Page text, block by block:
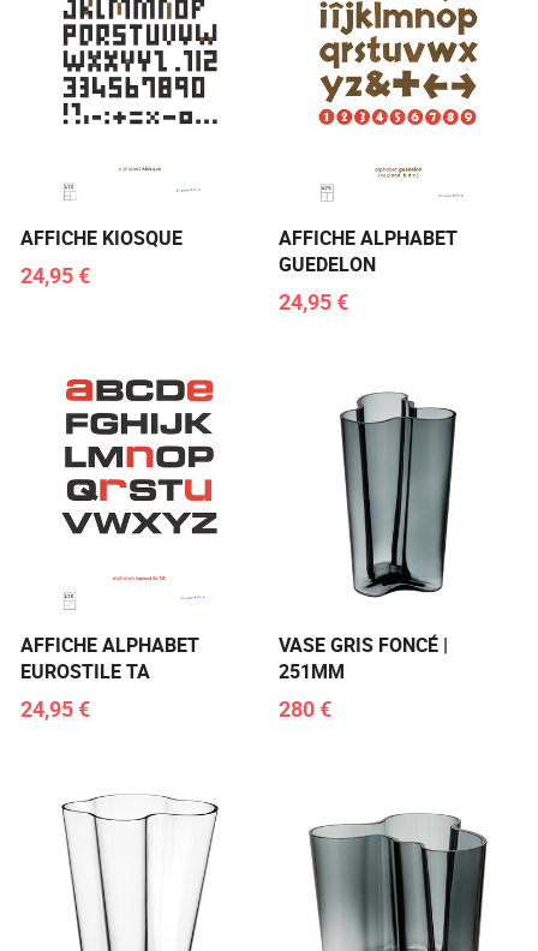
AFFICHE KIOSQUE
24,95 €
AFFICHE ALPHABET
GUEDELON
24,95 €
AFFICHE ALPHABET
EUROSTILE TA
24,95 €
VASE GRIS FONCÉ |
251MM
280 €